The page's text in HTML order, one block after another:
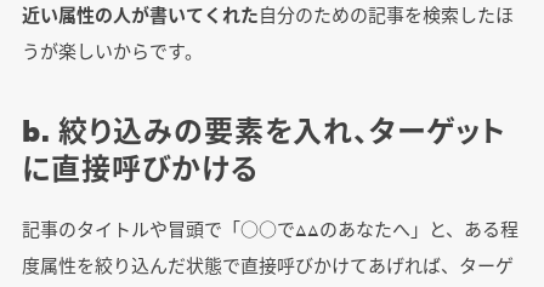
近い属性の人が書いてくれた自分のための記事を検索したほ
うが楽しいからです。
b. 絞り込みの要素を入れ、ターゲット
に直接呼びかける
記事のタイトルや冒頭で「○○で△△のあなたへ」と、ある程
度属性を絞り込んだ状態で直接呼びかけてあげれば、ターゲ